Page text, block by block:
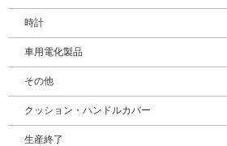
時計
車用電化製品
その他
クッション・ハンドルカバー
生産終了